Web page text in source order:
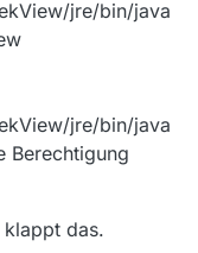
jre/bin/java
jre/bin/java
Berechtigung
das.